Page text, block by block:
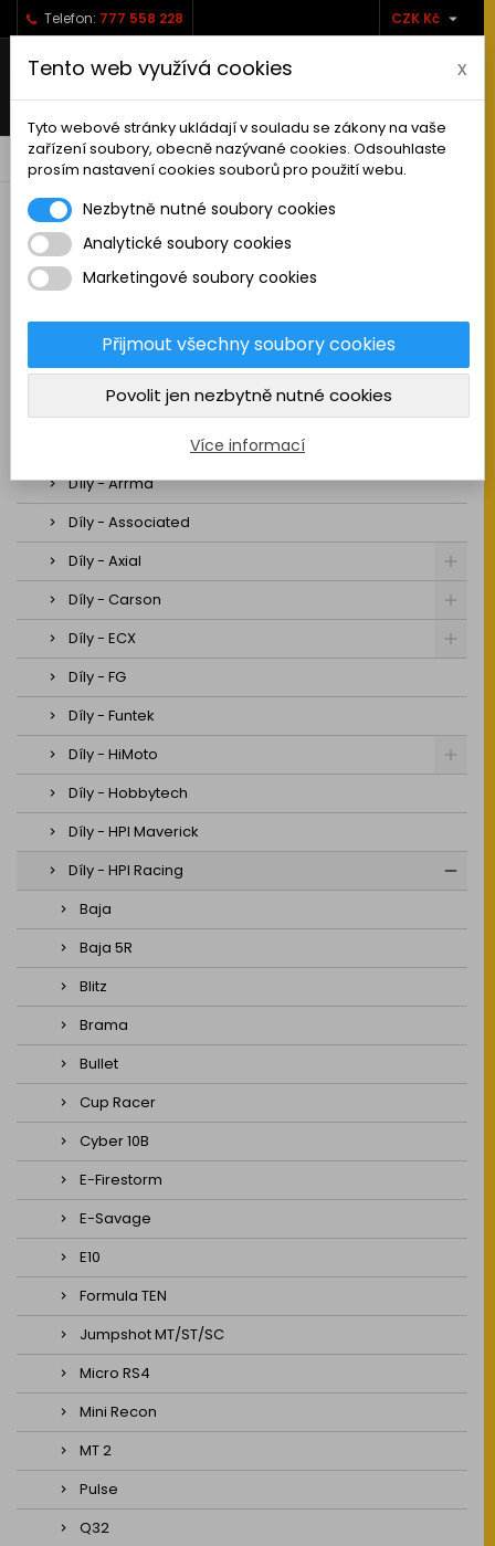
Telefon: 777 558 228 CZK Kč 
   shopping_cart0
RC AUTA
Sestavená auta elektro
Stavebnice aut elektro
Auta na spalovací motor
Náhradní díly
Díly - Arrma
Díly - Associated
Díly - Axial
Díly - Carson
Díly - ECX
Díly - FG
Díly - Funtek
Díly - HiMoto
Díly - Hobbytech
Díly - HPI Maverick
Díly - HPI Racing
Baja
Baja 5R
Blitz
Brama
Bullet
Cup Racer
Cyber 10B
E-Firestorm
E-Savage
E10
Formula TEN
Jumpshot MT/ST/SC
Micro RS4
Mini Recon
MT 2
Pulse
Q32
Tento web využívá cookies x
Tyto webové stránky ukládají v souladu se zákony na vaše
zařízení soubory, obecně nazývané cookies. Odsouhlaste
prosím nastavení cookies souborů pro použití webu.
Nezbytně nutné soubory cookies
Analytické soubory cookies
Marketingové soubory cookies
Přijmout všechny soubory cookies
Povolit jen nezbytně nutné cookies
Více informací